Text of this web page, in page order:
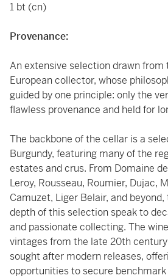
1 bt (cn)
Provenance:
An extensive selection drawn from
European collector, whose
guided by one principle: only the
flawless provenance and held for
The backbone of the cellar is a
Burgundy, featuring many of the
estates and crus. From Domaine
Leroy, Rousseau, Roumier, Dujac,
Camuzet, Liger Belair, and
depth of this selection speak to
and passionate collecting. The
vintages from the late 20th
sought after modern releases,
opportunities to secure